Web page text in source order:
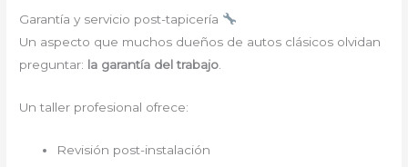
Garantía y servicio post-tapicería
Un aspecto que muchos dueños de autos clásicos olvidan
preguntar: la garantía del trabajo
Un taller profesional ofrece:
Revisión post-instalación